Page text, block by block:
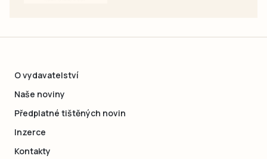
O vydavatelství
Naše noviny
Předplatné tištěných novin
Inzerce
Kontakty